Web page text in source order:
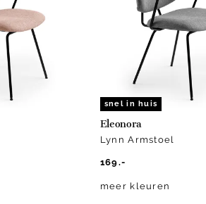
snel in huis
Eleonora
Lynn Armstoel
169.-
meer kleuren